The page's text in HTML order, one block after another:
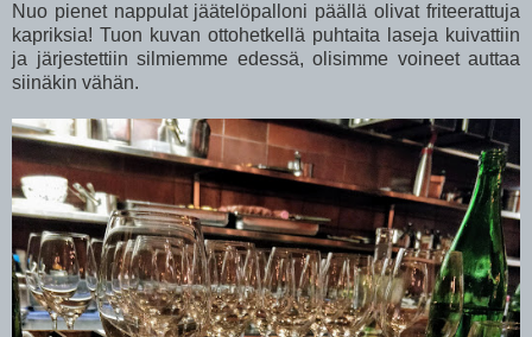
Nuo pienet nappulat jäätelöpalloni päällä olivat friteerattuja
kapriksia! Tuon kuvan ottohetkellä puhtaita laseja kuivattiin
ja järjestettiin silmiemme edessä, olisimme voineet auttaa
siinäkin vähän.